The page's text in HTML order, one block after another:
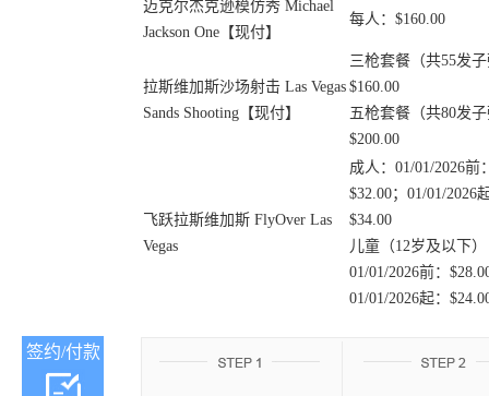
迈克尔杰克逊模仿秀 Michael
Jackson One【现付】
每人：$160.00
拉斯维加斯沙场射击 Las Vegas
Sands Shooting【现付】
三枪套餐（共55发
$160.00
五枪套餐（共80发
$200.00
飞跃拉斯维加斯 FlyOver Las
Vegas
成人：01/01/2026前
$32.00；01/01/2026
$34.00
儿童（12岁及以下
01/01/2026前：
01/01/2026起：
签约/付款